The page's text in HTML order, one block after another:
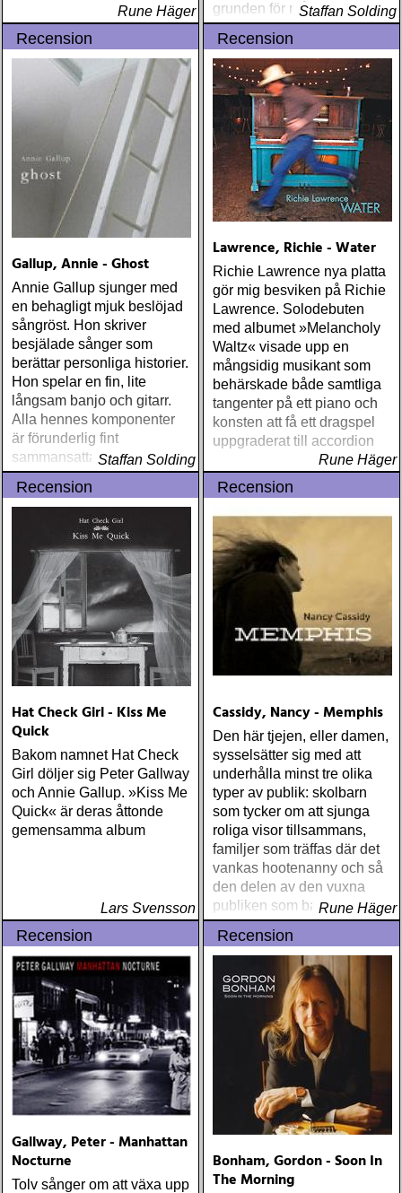
Rune Häger
grunden för många just nu
men som hos Peter blir
något speciellt
Staffan Solding
Recension
Gallup, Annie - Ghost
Annie Gallup sjunger med
en behagligt mjuk beslöjad
sångröst. Hon skriver
besjälade sånger som
berättar personliga historier.
Hon spelar en fin, lite
långsam banjo och gitarr.
Alla hennes komponenter
är förunderlig fint
sammansatta i detta
hennes 10:e album
Staffan Solding
Recension
Lawrence, Richie - Water
Richie Lawrence nya platta
gör mig besviken på Richie
Lawrence. Solodebuten
med albumet »Melancholy
Waltz« visade upp en
mångsidig musikant som
behärskade både samtliga
tangenter på ett piano och
konsten att få ett dragspel
uppgraderat till accordion
Rune Häger
Recension
Hat Check Girl - Kiss Me
Quick
Bakom namnet Hat Check
Girl döljer sig Peter Gallway
och Annie Gallup. »Kiss Me
Quick« är deras åttonde
gemensamma album
Lars Svensson
Recension
Cassidy, Nancy - Memphis
Den här tjejen, eller damen,
sysselsätter sig med att
underhålla minst tre olika
typer av publik: skolbarn
som tycker om att sjunga
roliga visor tillsammans,
familjer som träffas där det
vankas hootenanny och så
den delen av den vuxna
publiken som bara vill
lyssna och gillar country,
blues och vad helst som
kan kallas rootsy
Rune Häger
Recension
Gallway, Peter - Manhattan
Nocturne
Tolv sånger om att växa upp
Recension
Bonham, Gordon - Soon In
The Morning